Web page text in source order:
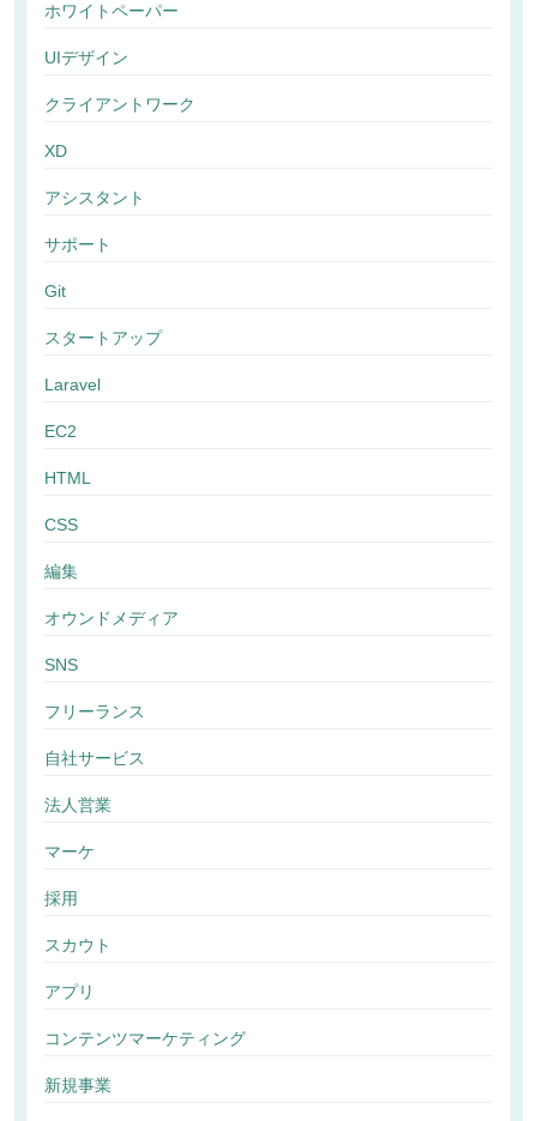
ホワイトペーパー
UIデザイン
クライアントワーク
XD
アシスタント
サポート
Git
スタートアップ
Laravel
EC2
HTML
CSS
編集
オウンドメディア
SNS
フリーランス
自社サービス
法人営業
マーケ
採用
スカウト
アプリ
コンテンツマーケティング
新規事業